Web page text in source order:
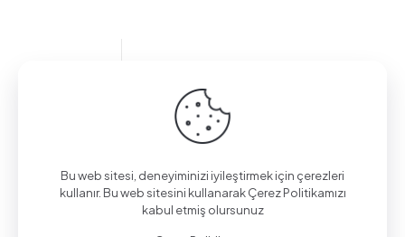
Bilgi almak için arayın.
(0312) 325 02 01
Bu web sitesi, deneyiminizi iyileştirmek için çerezleri
kullanır. Bu web sitesini kullanarak Çerez Politikamızı
kabul etmiş olursunuz